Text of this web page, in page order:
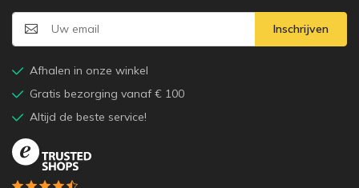
Inschrijven
Afhalen in onze winkel
Gratis bezorging vanaf € 100
Altijd de beste service!